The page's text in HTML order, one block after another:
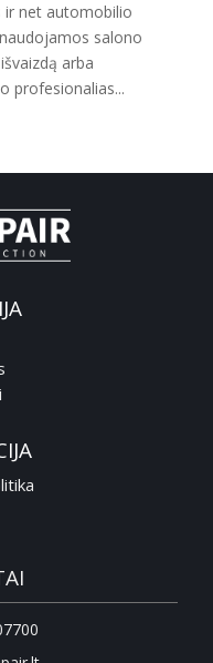
net automobilio
salono
arba
profesionalias...